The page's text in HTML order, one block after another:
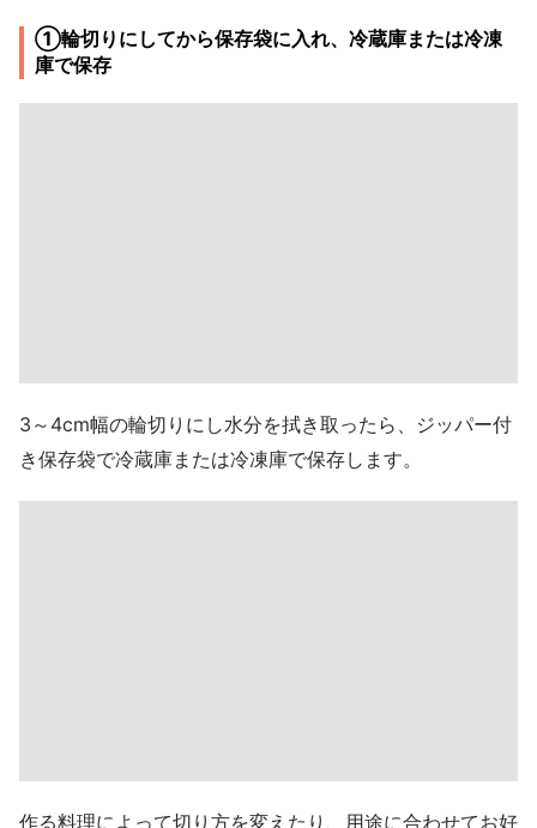
①輪切りにしてから保存袋に入れ、冷蔵庫または冷凍
庫で保存
3～4cm幅の輪切りにし水分を拭き取ったら、ジッパー付
き保存袋で冷蔵庫または冷凍庫で保存します。
作る料理によって切り方を変えたり、用途に合わせてお好